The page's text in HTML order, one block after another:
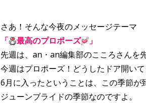
さあ！そんな今夜のメッセージテーマ
「
最高のプロポーズ
」
先週は、an・an編集部のこころさんを
今週はプロポーズ！どうしたドア開いて
6月に入ったということは、この季節が
ジューンブライドの季節なのですよ。